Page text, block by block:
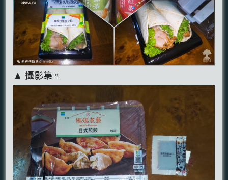
▲ 攝影集。